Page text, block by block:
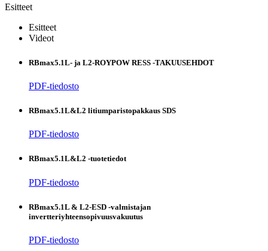
Esitteet
Esitteet
Videot
RBmax5.1L- ja L2-ROYPOW RESS -TAKUUSEHDOT
PDF-tiedosto
RBmax5.1L&L2 litiumparistopakkaus SDS
PDF-tiedosto
RBmax5.1L&L2 -tuotetiedot
PDF-tiedosto
RBmax5.1L & L2-ESD -valmistajan
invertteriyhteensopivuusvakuutus
PDF-tiedosto